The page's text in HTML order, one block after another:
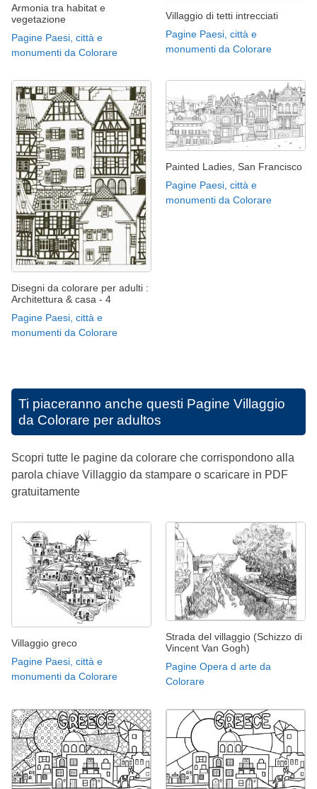
Armonia tra habitat e
vegetazione
Pagine Paesi, città e
monumenti da Colorare
Villaggio di tetti intrecciati
Pagine Paesi, città e
monumenti da Colorare
Disegni da colorare per adulti :
Architettura & casa - 4
Pagine Paesi, città e
monumenti da Colorare
Painted Ladies, San Francisco
Pagine Paesi, città e
monumenti da Colorare
Ti piaceranno anche questi Pagine Villaggio
da Colorare per adultos
Scopri tutte le pagine da colorare che corrispondono alla
parola chiave Villaggio da stampare o scaricare in PDF
gratuitamente
Villaggio greco
Pagine Paesi, città e
monumenti da Colorare
Strada del villaggio (Schizzo di
Vincent Van Gogh)
Pagine Opera d arte da
Colorare